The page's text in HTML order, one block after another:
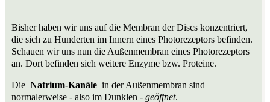
Bisher haben wir uns auf die Membran der Discs konzentriert,
die sich zu Hunderten im Innern eines Photorezeptors befinden.
Schauen wir uns nun die Außenmembran eines Photorezeptors
an. Dort befinden sich weitere Enzyme bzw. Proteine.
Die Natrium-Kanäle in der Außenmembran sind
normalerweise - also im Dunklen - geöffnet.